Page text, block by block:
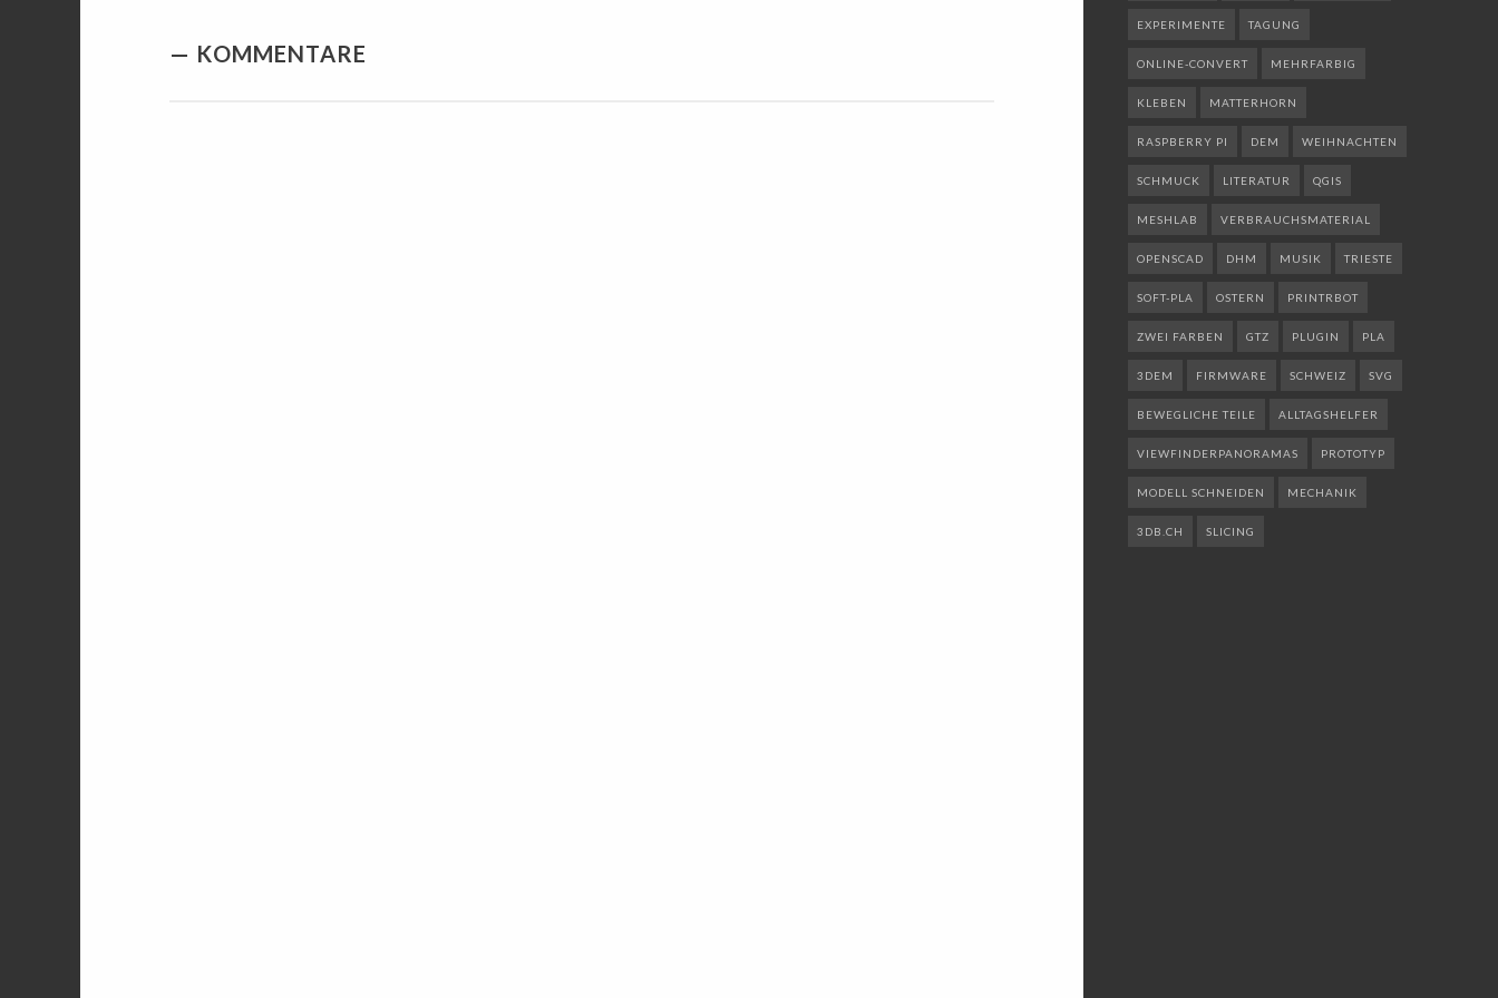
KOMMENTARE
EXPERIMENTE TAGUNG
ONLINE-CONVERT MEHRFARBIG
KLEBEN MATTERHORN
RASPBERRY PI DEM WEIHNACHTEN
SCHMUCK LITERATUR QGIS
MESHLAB VERBRAUCHSMATERIAL
OPENSCAD DHM MUSIK TRIESTE
SOFT-PLA OSTERN PRINTRBOT
ZWEI FARBEN GTZ PLUGIN PLA
3DEM FIRMWARE SCHWEIZ SVG
BEWEGLICHE TEILE ALLTAGSHELFER
VIEWFINDERPANORAMAS PROTOTYP
MODELL SCHNEIDEN MECHANIK
3DB.CH SLICING